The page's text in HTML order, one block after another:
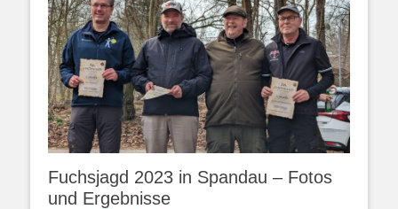
Fuchsjagd 2023 in Spandau – Fotos
und Ergebnisse